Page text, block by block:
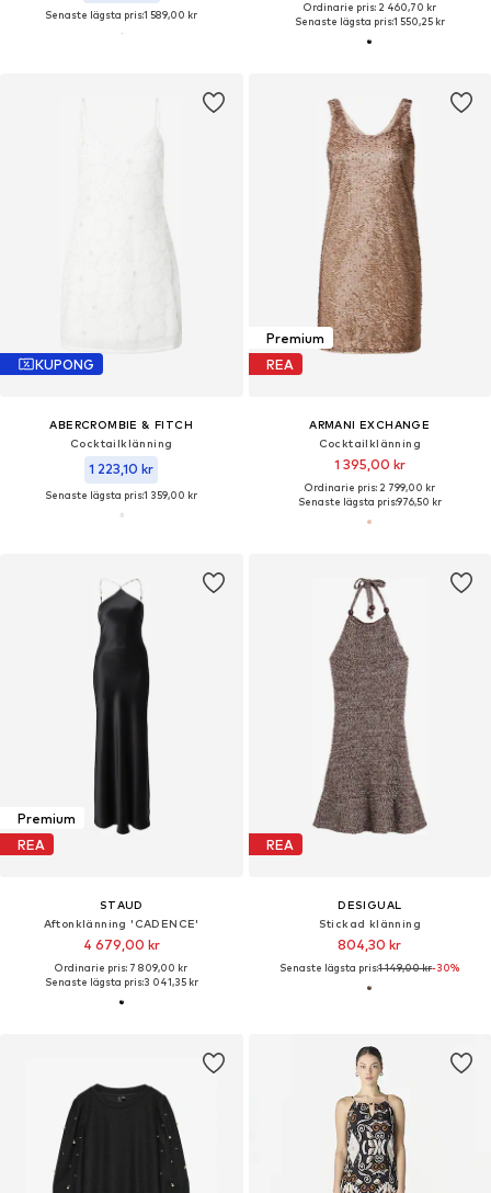
Senaste lägsta pris:1 589,00 kr
Ordinarie pris: 2 460,70 kr
Senaste lägsta pris:1 550,25 kr
KUPONG
ABERCROMBIE & FITCH
Cocktailklänning
1 223,10 kr
Senaste lägsta pris:1 359,00 kr
Premium
REA
ARMANI EXCHANGE
Cocktailklänning
1 395,00 kr
Ordinarie pris: 2 799,00 kr
Senaste lägsta pris:976,50 kr
Premium
REA
STAUD
Aftonklänning 'CADENCE'
4 679,00 kr
Ordinarie pris: 7 809,00 kr
Senaste lägsta pris:3 041,35 kr
REA
DESIGUAL
Stickad klänning
804,30 kr
Senaste lägsta pris:1 149,00 kr-30%